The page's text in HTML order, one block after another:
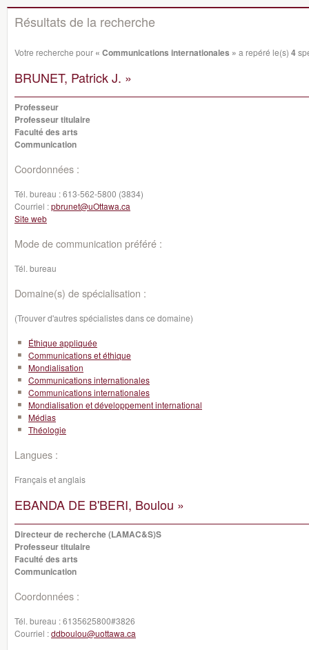
Résultats de la recherche
Votre recherche pour « Communications internationales » a repéré le(s) 4
BRUNET, Patrick J. »
Professeur
Professeur titulaire
Faculté des arts
Communication
Coordonnées :
Tél. bureau :613-562-5800 (3834)
Courriel :pbrunet@uOttawa.ca
Site web
Mode de communication préféré :
Tél. bureau
Domaine(s) de spécialisation :
(Trouver d'autres spécialistes dans ce domaine)
Éthique appliquée
Communications et éthique
Mondialisation
Communications internationales
Communications internationales
Mondialisation et développement international
Médias
Théologie
Langues :
Français et anglais
EBANDA DE B'BERI, Boulou »
Directeur de recherche (LAMAC&S)S
Professeur titulaire
Faculté des arts
Communication
Coordonnées :
Tél. bureau :6135625800#3826
Courriel :ddboulou@uottawa.ca